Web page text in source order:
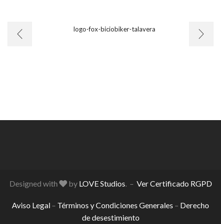
Designed with by LOVE Studios. – Ver Certificado RGPD
Aviso Legal – Términos y Condiciones Generales – Derecho
de desestimiento